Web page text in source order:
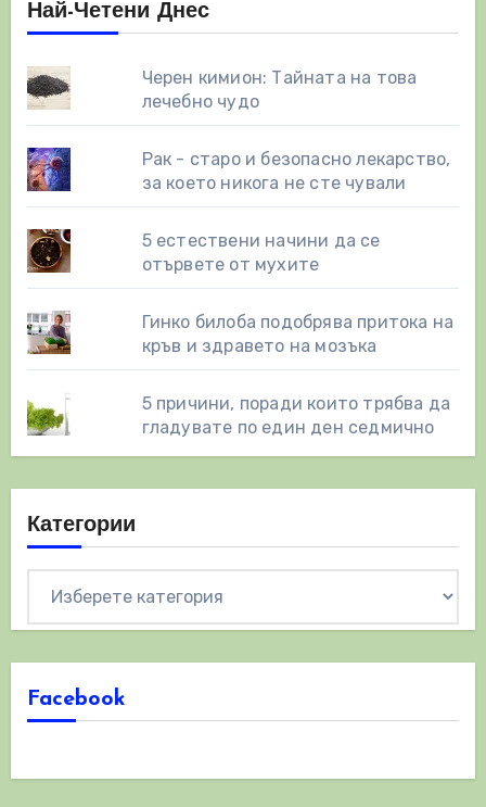
Най-Четени Днес
Черен кимион: Тайната на това
лечебно чудо
Рак - старо и безопасно лекарство,
за което никога не сте чували
5 естествени начини да се
отървете от мухите
Гинко билоба подобрява притока на
кръв и здравето на мозъка
5 причини, поради които трябва да
гладувате по един ден седмично
Категории
Facebook